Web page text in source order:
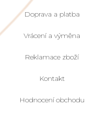
Doprava a platba
Vrácení a výměna
Reklamace zboží
Kontakt
Hodnocení obchodu